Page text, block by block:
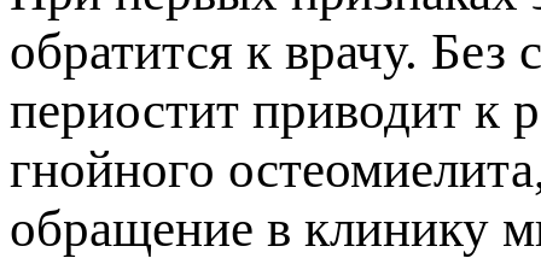
обратится к врачу.
ериостит приводит к
нойного
обращение в клинику